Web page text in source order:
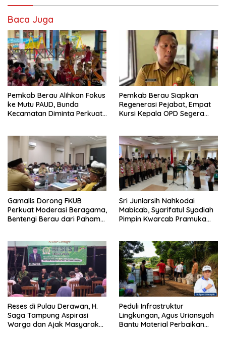
Baca Juga
Pemkab Berau Alihkan Fokus
ke Mutu PAUD, Bunda
Kecamatan Diminta Perkuat
Pemkab Berau Siapkan
Regenerasi Pejabat, Empat
Kursi Kepala OPD Segera
Gamalis Dorong FKUB
Perkuat Moderasi Beragama,
Bentengi Berau dari Paham
Sri Juniarsih Nahkodai
Mabicab, Syarifatul Syadiah
Pimpin Kwarcab Pramuka
Reses di Pulau Derawan, H.
Saga Tampung Aspirasi
Warga dan Ajak Masyarakat
Peduli Infrastruktur
Lingkungan, Agus Uriansyah
Bantu Material Perbaikan